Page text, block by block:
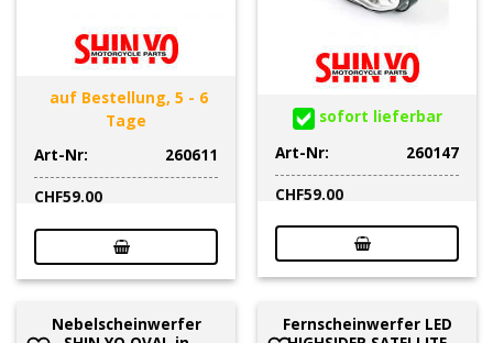
auf Bestellung, 5 - 6
Tage
Art-Nr:
260611
CHF59.00
sofort lieferbar
Art-Nr:
260147
CHF59.00
Nebelscheinwerfer
Fernscheinwerfer LED